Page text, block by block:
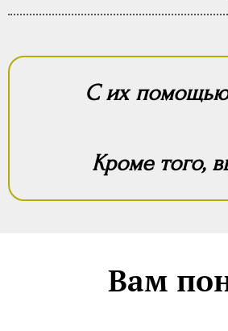
С их помощью
Кроме того,
Вам